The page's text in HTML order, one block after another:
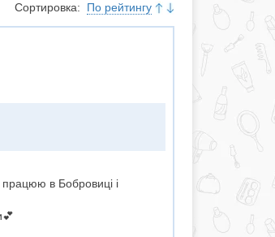
Сортировка: По рейтингу
працюю в Бобровиці і